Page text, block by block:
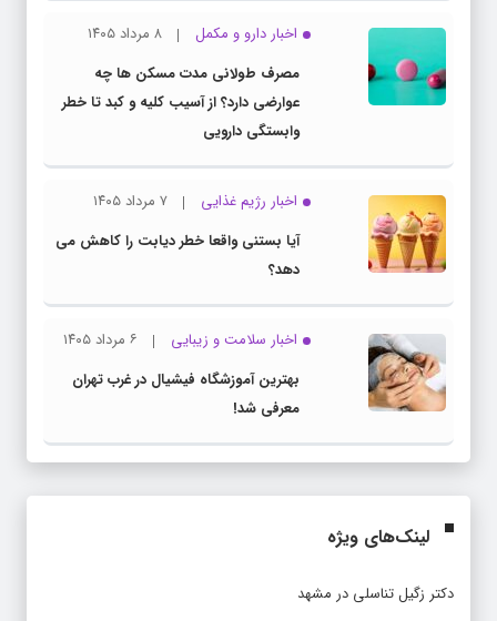
اخبار دارو و مکمل
۸ مرداد ۱۴۰۵
مصرف طولانی مدت مسکن ها چه
عوارضی دارد؟ از آسیب کلیه و کبد تا خطر
وابستگی دارویی
اخبار رژیم غذایی
۷ مرداد ۱۴۰۵
آیا بستنی واقعا خطر دیابت را کاهش می
دهد؟
اخبار سلامت و زیبایی
۶ مرداد ۱۴۰۵
بهترین آموزشگاه فیشیال در غرب تهران
معرفی شد!
لینک‌های ویژه
دکتر زگیل تناسلی در مشهد